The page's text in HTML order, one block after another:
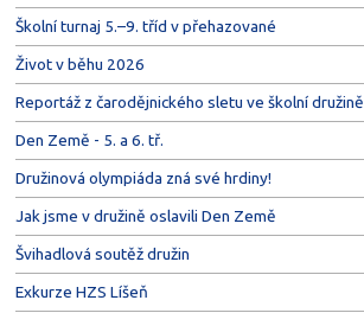
Školní turnaj 5.–9. tříd v přehazované
Život v běhu 2026
Reportáž z čarodějnického sletu ve školní družině
Den Země - 5. a 6. tř.
Družinová olympiáda zná své hrdiny!
Jak jsme v družině oslavili Den Země
Švihadlová soutěž družin
Exkurze HZS Líšeň